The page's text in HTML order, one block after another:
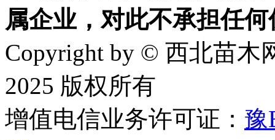
属企业，对此不承担任
Copyright by © 西北苗木
2025 版权所有
增值电信业务许可证： 豫